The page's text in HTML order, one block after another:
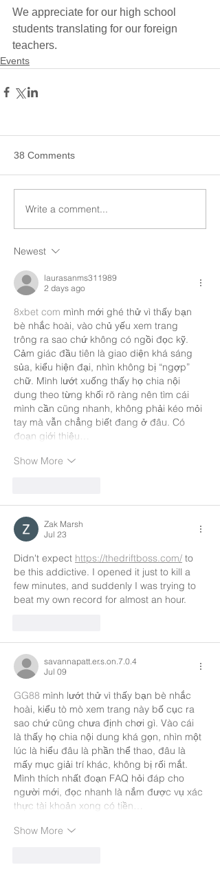
We appreciate for our high school
students translating for our foreign
teachers.
Events
38 Comments
Write a comment...
Newest
laurasanms311989
2 days ago
8xbet com mình mới ghé thử vì thấy bạn
bè nhắc hoài, vào chủ yếu xem trang
trông ra sao chứ không có ngồi đọc kỹ.
Cảm giác đầu tiên là giao diện khá sáng
sủa, kiểu hiện đại, nhìn không bị “ngợp”
chữ. Mình lướt xuống thấy họ chia nội
dung theo từng khối rõ ràng nên tìm cái
mình cần cũng nhanh, không phải kéo mỏi
tay mà vẫn chẳng biết đang ở đâu. Có
đoạn giới thiệu…
Show More
Zak Marsh
Jul 23
Didn't expect https://thedriftboss.com/ to
be this addictive. I opened it just to kill a
few minutes, and suddenly I was trying to
beat my own record for almost an hour.
savannapatt.er.s.on.7.0.4
Jul 09
GG88 mình lướt thử vì thấy bạn bè nhắc
hoài, kiểu tò mò xem trang này bố cục ra
sao chứ cũng chưa định chơi gì. Vào cái
là thấy họ chia nội dung khá gọn, nhìn một
lúc là hiểu đâu là phần thể thao, đâu là
mấy mục giải trí khác, không bị rối mắt.
Mình thích nhất đoạn FAQ hỏi đáp cho
người mới, đọc nhanh là nắm được vụ xác
thực tài khoản xong có tiền…
Show More